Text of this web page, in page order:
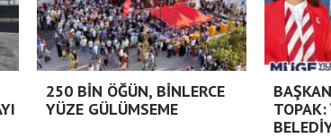
250 BİN ÖĞÜN, BİNLERCE
YÜZE GÜLÜMSEME
TOPAK: